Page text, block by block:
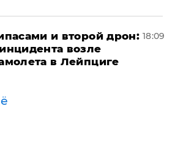
и второй дрон:
возле
в Лейпциге
18:09